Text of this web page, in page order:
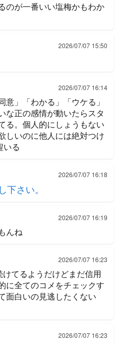
のが一番いい塩梅かもわか
2026/07/07 15:50
2026/07/07 16:14
意」「わかる」「ウケる」
な正の感情が動いたらスタ
る。個人的にしょうもない
しいのに他人には絶対つけ
いる
2026/07/07 16:18
下さい。
2026/07/07 16:19
んね
2026/07/07 16:23
てるようだけどまだ信用
に全てのコメをチェックす
面白いの見逃したくない
2026/07/07 16:23